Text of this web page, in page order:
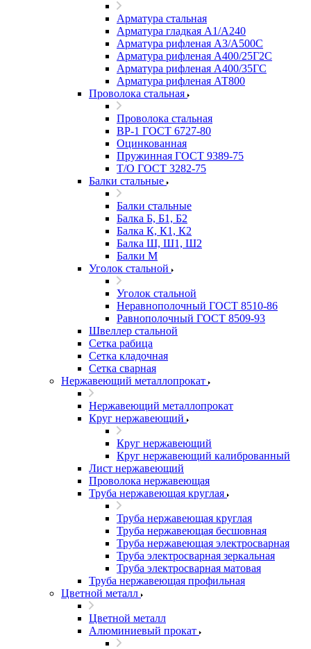
Арматура стальная
Арматура гладкая А1/А240
Арматура рифленая А3/А500С
Арматура рифленая А400/25Г2С
Арматура рифленая А400/35ГС
Арматура рифленая АТ800
Проволока стальная
Проволока стальная
ВР-1 ГОСТ 6727-80
Оцинкованная
Пружинная ГОСТ 9389-75
Т/О ГОСТ 3282-75
Балки стальные
Балки стальные
Балка Б, Б1, Б2
Балка К, К1, К2
Балка Ш, Ш1, Ш2
Балки М
Уголок стальной
Уголок стальной
Неравнополочный ГОСТ 8510-86
Равнополочный ГОСТ 8509-93
Швеллер стальной
Сетка рабица
Сетка кладочная
Сетка сварная
Нержавеющий металлопрокат
Нержавеющий металлопрокат
Круг нержавеющий
Круг нержавеющий
Круг нержавеющий калиброванный
Лист нержавеющий
Проволока нержавеющая
Труба нержавеющая круглая
Труба нержавеющая круглая
Труба нержавеющая бесшовная
Труба нержавеющая электросварная
Труба электросварная зеркальная
Труба электросварная матовая
Труба нержавеющая профильная
Цветной металл
Цветной металл
Алюминиевый прокат